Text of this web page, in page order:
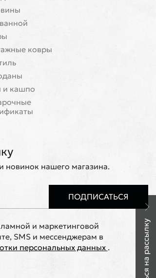
ковры
и кашпо
новинок нашего магазина.
ПОДПИСАТЬСЯ
и маркетинговой
SMS и мессенджерам в
персональных данных .